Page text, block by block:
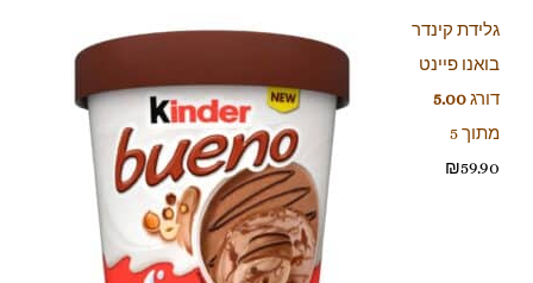
גלידת קינדר
בואנו פיינט
דורג5.00
מתוך 5
₪59.90